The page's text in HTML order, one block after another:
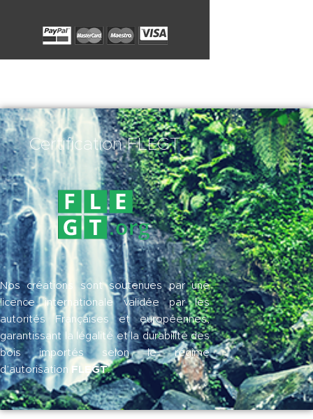
Certification FLEGT
Nos créations sont soutenues par une
licence internationale validée par les
autorités Françaises et européennes,
garantissant la légalité et la durabilité des
bois importés selon le régime
d’autorisation FLEGT.